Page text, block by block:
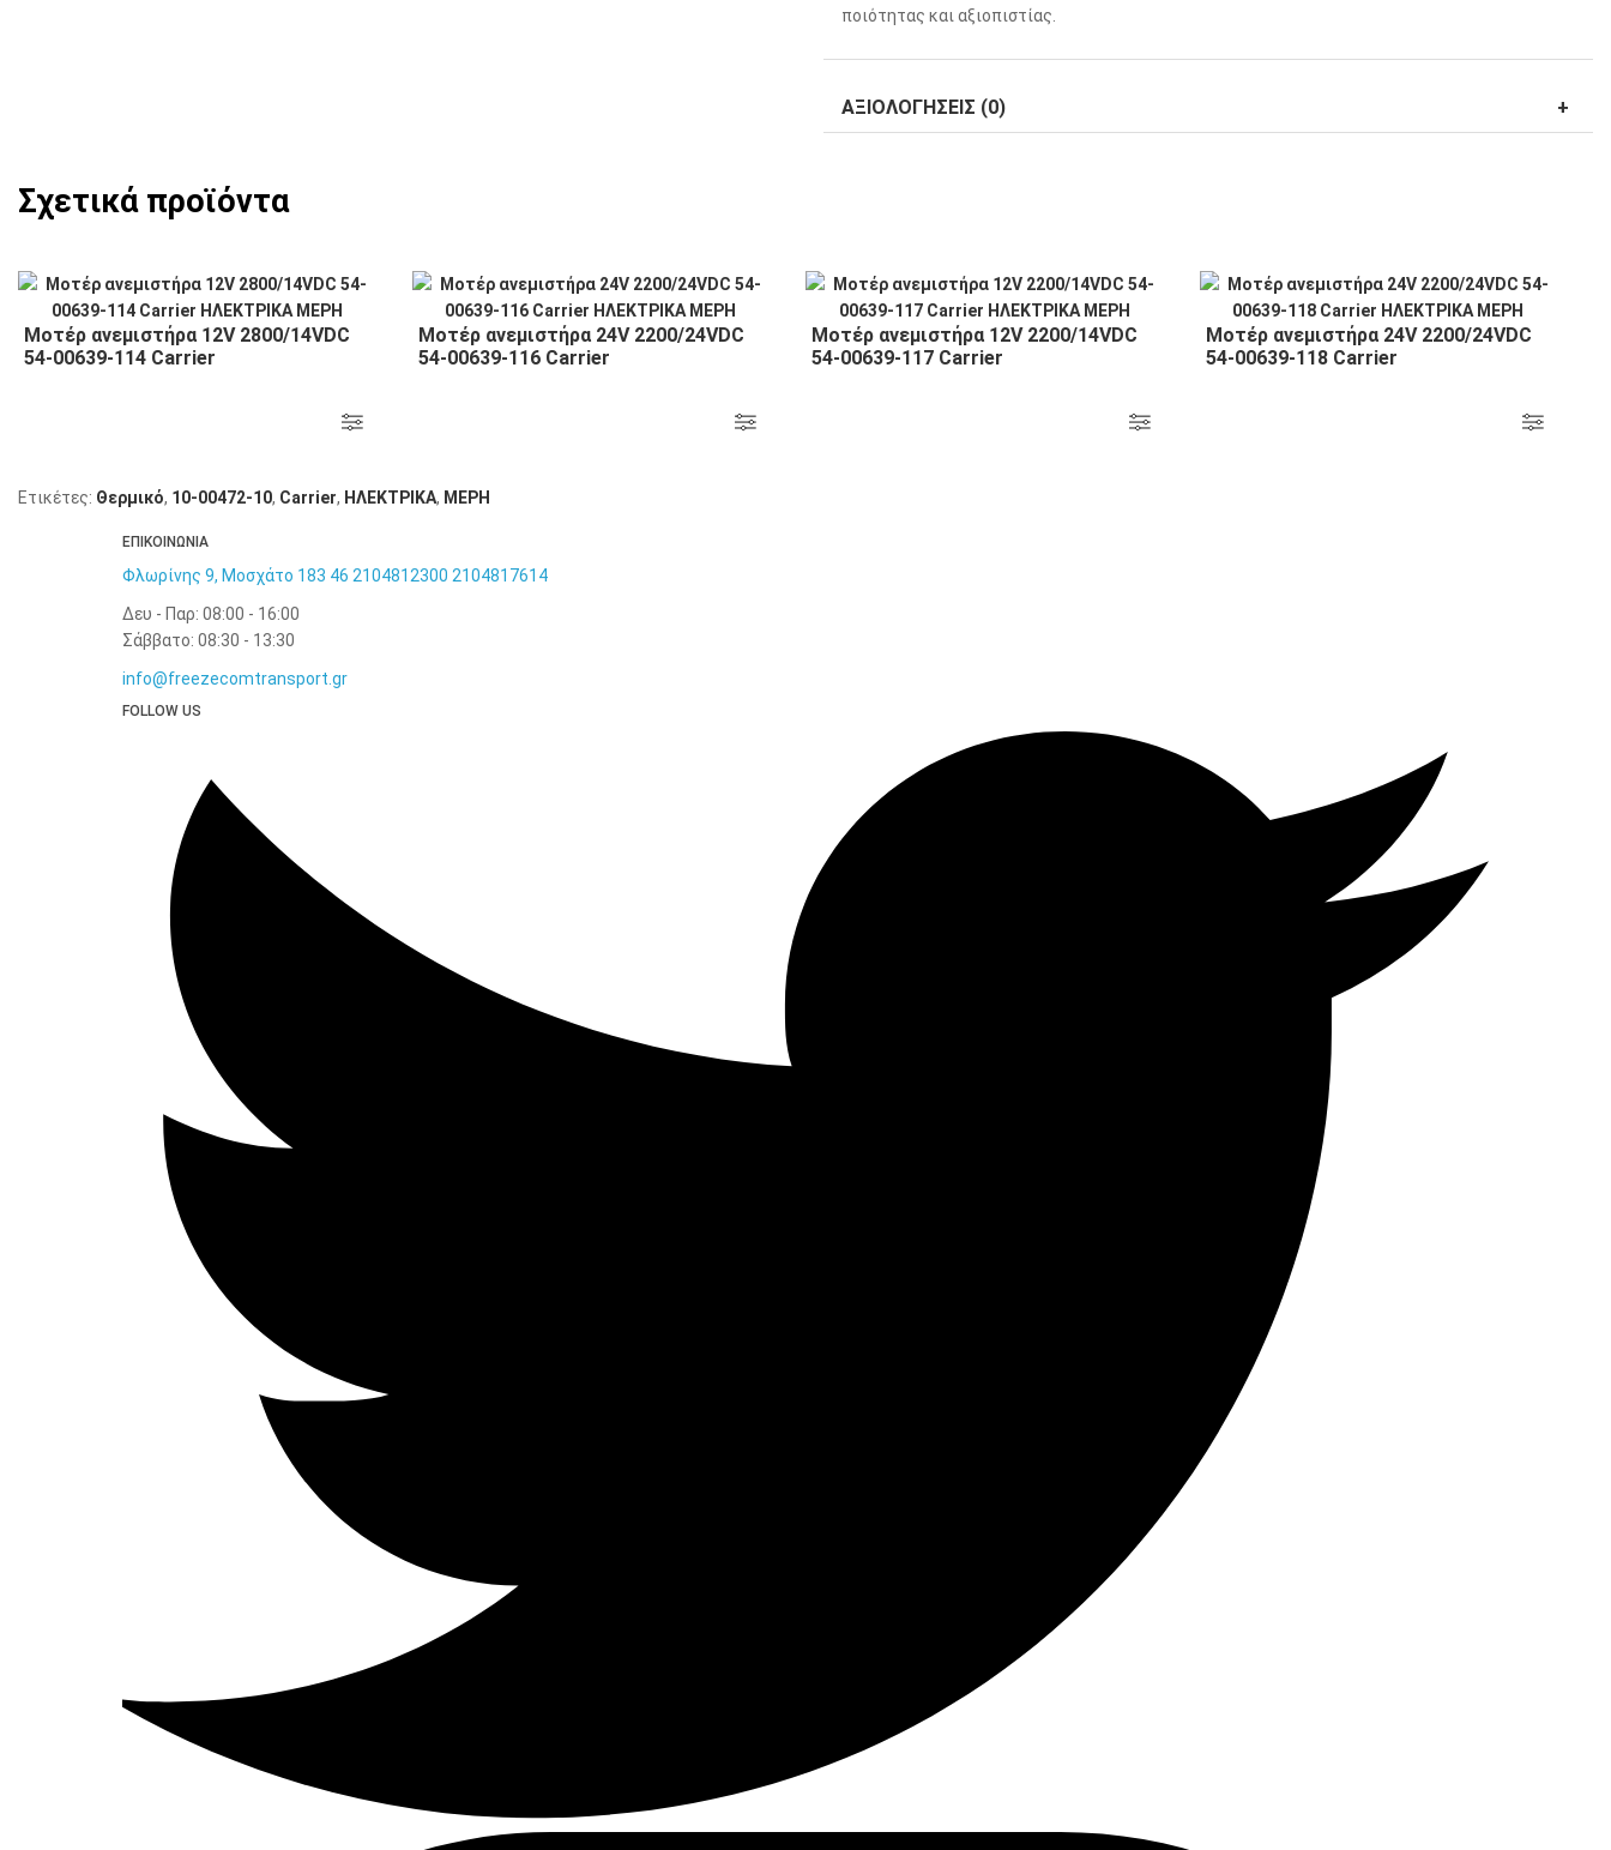
ποιότητας και αξιοπιστίας.
ΑΞΙΟΛΟΓΉΣΕΙΣ (0)
Σχετικά προϊόντα
Μοτέρ ανεμιστήρα 12V 2800/14VDC
54-00639-114 Carrier
Μοτέρ ανεμιστήρα 24V 2200/24VDC
54-00639-116 Carrier
Μοτέρ ανεμιστήρα 12V 2200/14VDC
54-00639-117 Carrier
Μοτέρ ανεμιστήρα 24V 2200/24VDC
54-00639-118 Carrier
Ετικέτες: Θερμικό, 10-00472-10, Carrier, ΗΛΕΚΤΡΙΚΑ, ΜΕΡΗ
ΕΠΙΚΟΙΝΩΝΙΑ
Φλωρίνης 9, Μοσχάτο 183 46 2104812300 2104817614
Δευ - Παρ: 08:00 - 16:00
Σάββατο: 08:30 - 13:30
info@freezecomtransport.gr
FOLLOW US